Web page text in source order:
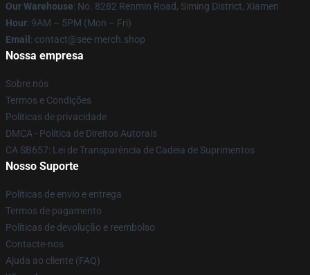
Our Warehouse: No. 8282 Renmin Road, Siming District, Xiamen
Hour: 9AM – 5PM (Mon – Fri)
Email : contact@see-merch.shop
Nossa empresa
Sobre nós
Termos e Condições
Políticas de privacidade
DMCA - Política de Direitos Autorais
CA SB657: Lei de Transparência de Cadeia de Suprimentos
Nosso Suporte
Políticas de envio e entrega
Termos de pagamento
Políticas de devolução e reembolso
Contacte-nos
Ajuda ao cliente (FAQ)